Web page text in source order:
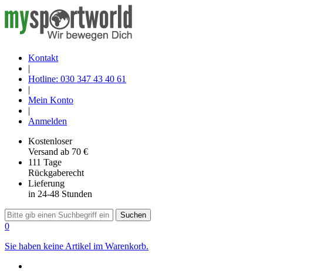
Kontakt
|
Hotline: 030 347 43 40 61
|
Mein Konto
|
Anmelden
Kostenloser
Versand ab 70 €
111 Tage
Rückgaberecht
Lieferung
in 24-48 Stunden
Suchen
0
Sie haben keine Artikel im Warenkorb.